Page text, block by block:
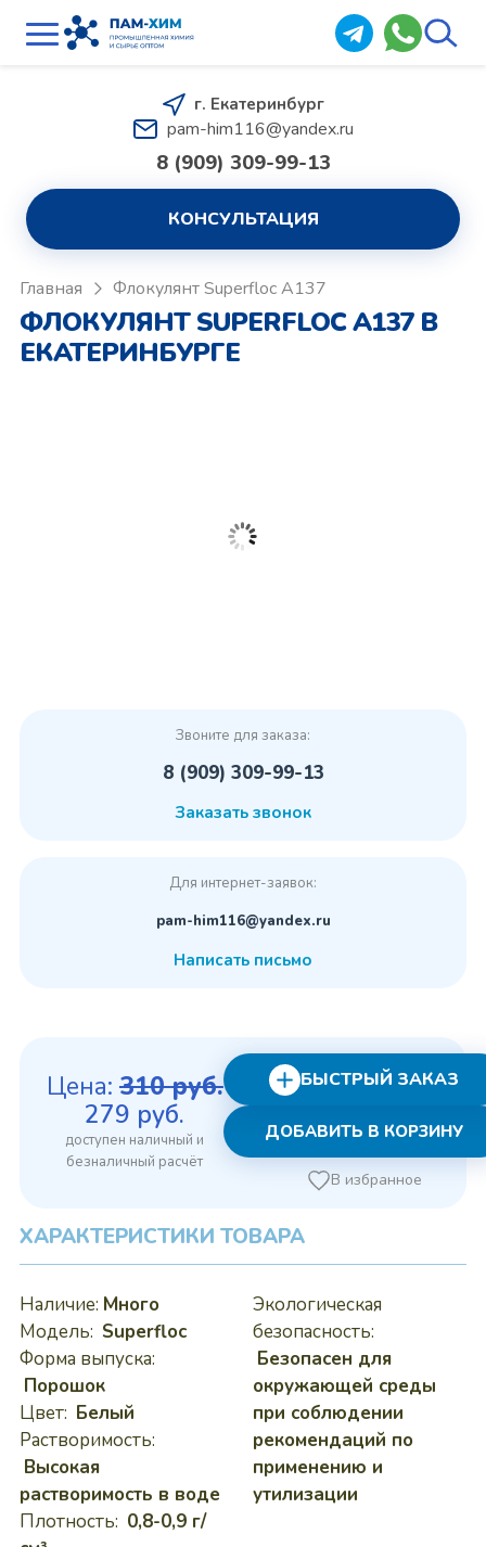
г. Екатеринбург
pam-him116@yandex.ru
8 (909) 309-99-13
КОНСУЛЬТАЦИЯ
Главная Флокулянт Superfloc A137
ФЛОКУЛЯНТ SUPERFLOC A137 В
ЕКАТЕРИНБУРГЕ
Звоните для заказа:
8 (909) 309-99-13
Заказать звонок
Для интернет-заявок:
pam-him116@yandex.ru
Написать письмо
Цена: 310руб.
Первоначальная
цена
составляла
279 руб. Текущая
цена:
279 руб..
ДОБАВИТЬ В КОРЗИНУ
БЫСТРЫЙ ЗАКАЗ
В избранное
ХАРАКТЕРИСТИКИ ТОВАРА
Наличие: Много
Модель: Superfloc
Форма выпуска:
Порошок
Цвет: Белый
Растворимость:
Высокая
растворимость в воде
Плотность: 0,8-0,9 г/
Экологическая
безопасность:
Безопасен для
окружающей среды
при соблюдении
рекомендаций по
применению и
утилизации